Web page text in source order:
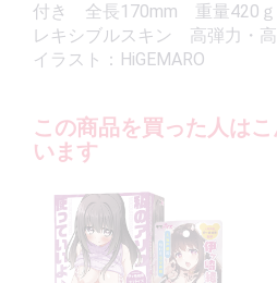
付き 全長170mm 重量420
レキシブルスキン 高弾力・
イラスト：HiGEMARO
この商品を買った人は
います